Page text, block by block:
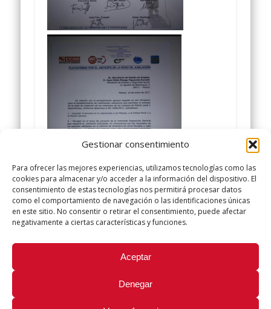
Gestionar consentimiento
Para ofrecer las mejores experiencias, utilizamos tecnologías como las
cookies para almacenar y/o acceder a la información del dispositivo. El
consentimiento de estas tecnologías nos permitirá procesar datos
como el comportamiento de navegación o las identificaciones únicas
en este sitio. No consentir o retirar el consentimiento, puede afectar
negativamente a ciertas características y funciones.
Aceptar
Denegar
Did you like this article? Share it with your friends!